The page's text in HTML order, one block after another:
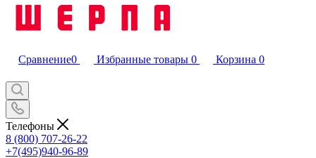
Сравнение0 Избранные товары 0 Корзина 0
Телефоны
8 (800) 707-26-22
+7(495)940-96-89